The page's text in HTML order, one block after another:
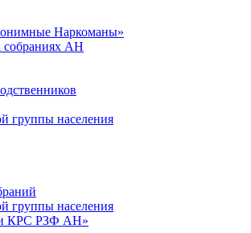
Наркоманы»
собраниях АН
группы населения
группы населения
КРС РЗФ АН»